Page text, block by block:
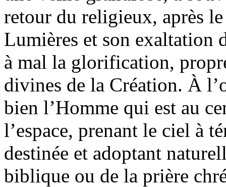
retour du religieux, après
Lumières et son exaltation
à mal la glorification,
divines de la Création. À
bien l’Homme qui est au
l’espace, prenant le ciel à
destinée et adoptant
biblique ou de la prière